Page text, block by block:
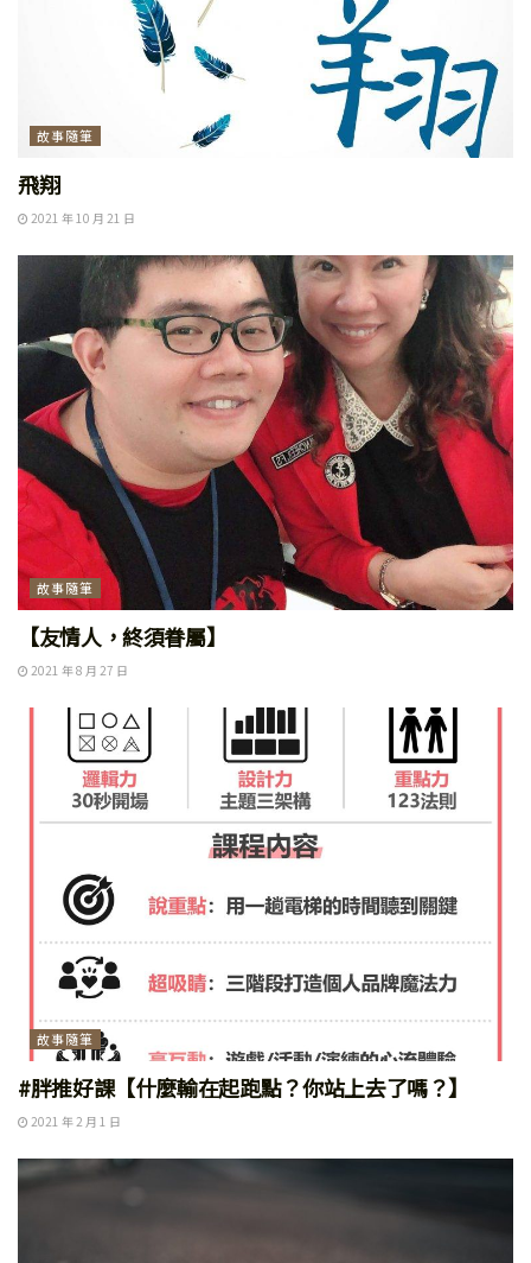
故事隨筆
飛翔
2021 年 10 月 21 日
故事隨筆
【友情人，終須眷屬】
2021 年 8 月 27 日
故事隨筆
#胖推好課【什麼輸在起跑點？你站上去了嗎？】
2021 年 2 月 1 日